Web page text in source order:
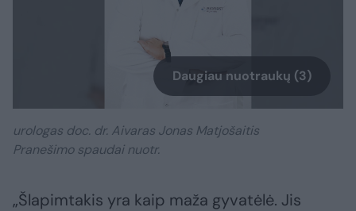
Daugiau nuotraukų (3)
urologas doc. dr. Aivaras Jonas Matjošaitis
Pranešimo spaudai nuotr.
„Šlapimtakis yra kaip maža gyvatėlė. Jis